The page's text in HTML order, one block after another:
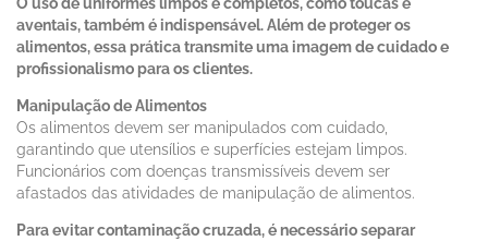
aventais, também é indispensável. Além de proteger os
alimentos, essa prática transmite uma imagem de cuidado e
profissionalismo para os clientes.
Manipulação de Alimentos
Os alimentos devem ser manipulados com cuidado,
garantindo que utensílios e superfícies estejam limpos.
Funcionários com doenças transmissíveis devem ser
afastados das atividades de manipulação de alimentos.
Para evitar contaminação cruzada, é necessário separar